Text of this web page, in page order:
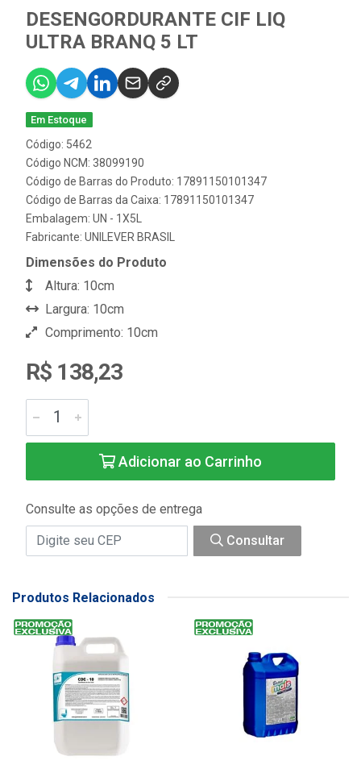
DESENGORDURANTE CIF LIQ
ULTRA BRANQ 5 LT
Em Estoque
Código: 5462
Código NCM: 38099190
Código de Barras do Produto: 17891150101347
Código de Barras da Caixa: 17891150101347
Embalagem: UN - 1X5L
Fabricante: UNILEVER BRASIL
Dimensões do Produto
Altura: 10cm
Largura: 10cm
Comprimento: 10cm
R$ 138,23
Adicionar ao Carrinho
Consulte as opções de entrega
Consultar
Produtos Relacionados